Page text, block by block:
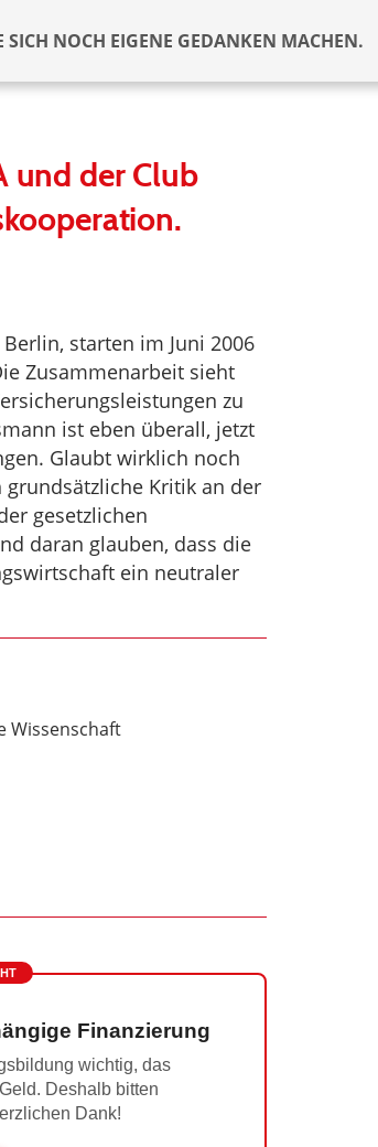
SICH NOCH EIGENE GEDANKEN MACHEN.
und der Club
starten im Juni 2006
Zusammenarbeit sieht
zu
ist eben überall, jetzt
Glaubt wirklich noch
Kritik an der
gesetzlichen
daran glauben, dass die
ein neutraler
Wissenschaft
Finanzierung
wichtig, das
Deshalb bitten
Dank!